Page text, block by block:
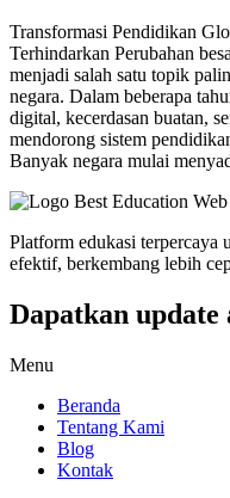
Transformasi Pendidikan
Terhindarkan Perubahan
menjadi salah satu topik
negara. Dalam beberapa
digital, kecerdasan buatan,
mendorong sistem
Banyak negara mulai
Platform edukasi terpercaya
efektif, berkembang lebih
Dapatkan
Menu
Beranda
Tentang Kami
Blog
Kontak